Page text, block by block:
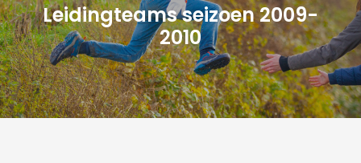
Leidingteams seizoen 2009-
2010